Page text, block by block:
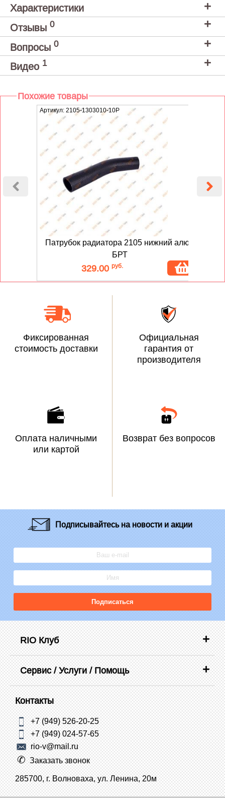
Характеристики
Отзывы 0
Вопросы 0
Видео 1
Похожие товары
Артикул: 2105-1303010-10Р
Патрубок радиатора 2105 нижний алюм
БРТ
329.00 руб.
Фиксированная
стоимость доставки
Официальная
гарантия от
производителя
Оплата наличными
или картой
Возврат без вопросов
Подписывайтесьна новости и акции
Подписаться
RIO Клуб
Сервис / Услуги / Помощь
Контакты
+7 (949) 526-20-25
+7 (949) 024-57-65
rio-v@mail.ru
Заказать звонок
285700, г. Волноваха, ул. Ленина, 20м